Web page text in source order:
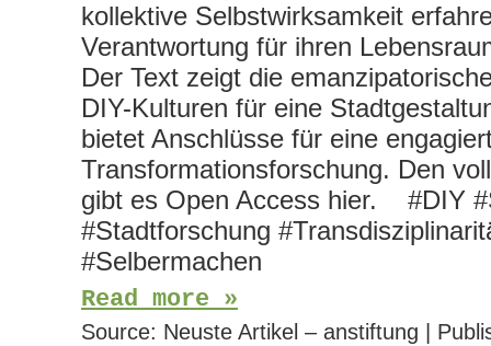
kollektive Selbstwirksamkeit
Verantwortung für ihren
Der Text zeigt die
DIY-Kulturen für eine
bietet Anschlüsse für eine
Transformationsforschung. Den
gibt es Open Access hier. #DIY
#Stadtforschung
#Selbermachen
Read more »
Source: Neuste Artikel – anstiftung